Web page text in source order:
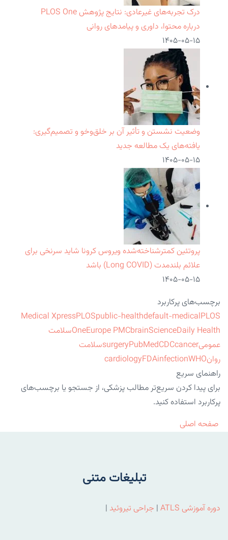
درک تجربه‌های غیرعادی: نتایج پژوهش PLOS One
درباره محتوا، داوری و پیامدهای روانی
۱۴۰۵-۰۵-۱۵
وضعیت نشستن و تأثیر آن بر خلق‌وخو و تصمیم‌گیری:
یافته‌های یک مطالعه جدید
۱۴۰۵-۰۵-۱۵
پروتئین کمترشناخته‌شده ویروس کرونا شاید سرنخی برای
علائم بلندمدت (Long COVID) باشد
۱۴۰۵-۰۵-۱۵
برچسب‌های پرکاربرد
Medical XpressPLOSpublic-healthdefault-medicalPLOS
OneEurope PMCbrainScienceDaily Health
سلامت
عمومی
surgeryPubMedCDCcancer
سلامت
روان
cardiologyFDAinfectionWHO
راهنمای سریع
برای پیدا کردن سریع‌تر مطالب پزشکی، از جستجو یا برچسب‌های
پرکاربرد استفاده کنید.
صفحه اصلی
تبلیغات متنی
دوره آموزشی ATLS | جراحی تیروئید |